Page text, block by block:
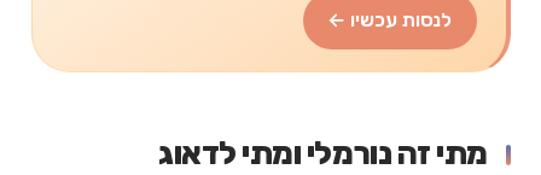
לנסות עכשיו ←
מתי זה נורמלי ומתי לדאוג